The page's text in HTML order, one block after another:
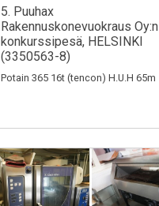
5. Puuhax
Rakennuskonevuokraus Oy:n
konkurssipesä, HELSINKI
(3350563-8)
Potain 365 16t (tencon) H.U.H 65m